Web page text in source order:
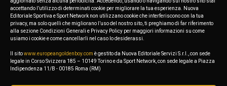
accettando l’utilizzo di determinati cookie per migliorare la tua esperienza. Nuova
Editoriale Sportiva e Sport Network non utilizzano cookie che interferiscono con la tua
privacy, ma solo quelli che migliorano l’uso del nostro sito, ti preghiamo di far riferimento
alla sezione Condizioni Generali e Privacy Policy per maggiori informazioni su come
usiamo i cookie e come cancellarli nel caso lo desiderassi.
Il sitowww.europeangoldenboy.com è gestito da Nuova Editoriale Servizi S.r.l., con sede
legale in Corso Svizzera 185 – 10149 Torino e da Sport Network, con sede legale a Piazza
Indipendenza 11/B - 00185 Roma (RM)